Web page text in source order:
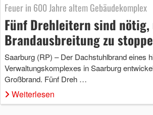
Feuer in 600 Jahre altem Gebäudekomplex
Fünf Drehleitern sind nötig,
Brandausbreitung zu
Saarburg (RP) – Der Dachstuhlbrand eines
Verwaltungskomplexes in Saarburg
Großbrand. Fünf Dreh …
Weiterlesen